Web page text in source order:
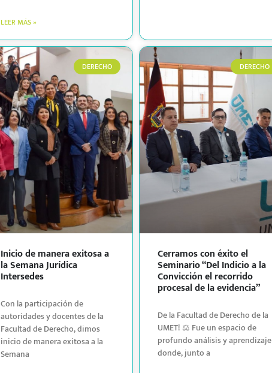
LEER MÁS »
DERECHO
Inicio de manera exitosa a
la Semana Jurídica
Intersedes
Con la participación de
autoridades y docentes de la
Facultad de Derecho, dimos
inicio de manera exitosa a la
Semana
DERECHO
Cerramos con éxito el
Seminario “Del Indicio a la
Convicción el recorrido
procesal de la evidencia”
De la Facultad de Derecho de la
UMET! ⚖️ Fue un espacio de
profundo análisis y aprendizaje
donde, junto a